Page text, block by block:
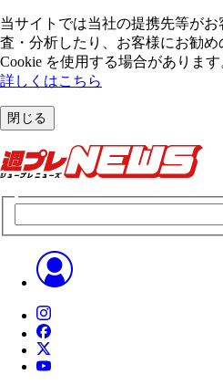
当サイトでは当社の提携先等が
査・分析したり、お客様にお勧
Cookie を使⽤する場合があります
詳しくはこちら
閉じる